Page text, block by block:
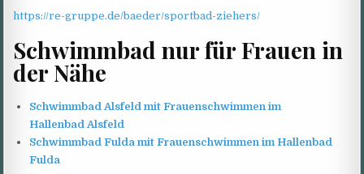
https://re-gruppe.de/baeder/sportbad-ziehers/
Schwimmbad nur für Frauen in
der Nähe
Schwimmbad Alsfeld mit Frauenschwimmen im
Hallenbad Alsfeld
Schwimmbad Fulda mit Frauenschwimmen im Hallenbad
Fulda